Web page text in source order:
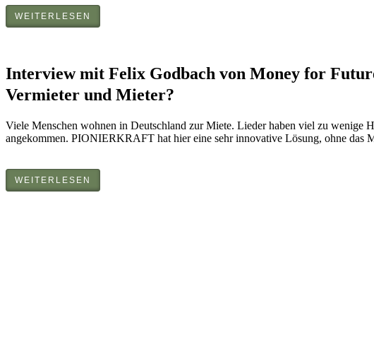
WEITERLESEN
Interview mit Felix Godbach von Money for
Vermieter und Mieter?
Viele Menschen wohnen in Deutschland zur Miete. Lieder haben viel zu wenige
angekommen. PIONIERKRAFT hat hier eine sehr innovative Lösung, ohne das
WEITERLESEN